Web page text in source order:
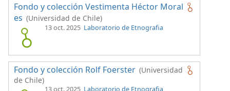
Fondo y colección Vestimenta Héctor Moral
es (Universidad de Chile)
13 oct. 2025 Laboratorio de Etnografia
Fondo y colección Rolf Foerster (Universidad
de Chile)